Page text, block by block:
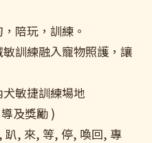
陪玩，訓練。
訓練融入寵物照護，讓
敏捷訓練場地
及獎勵 )
趴, 來, 等, 停, 喚回, 專